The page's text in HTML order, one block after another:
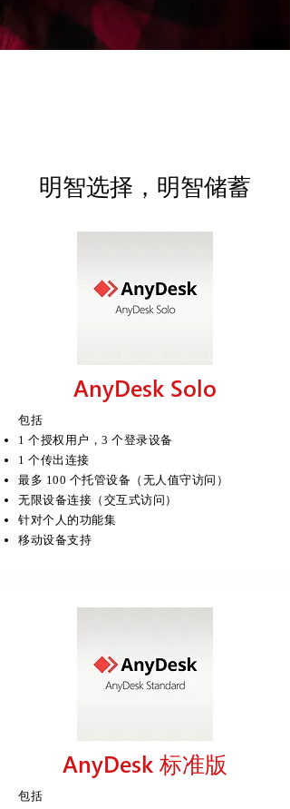
明智选择，明智储蓄
AnyDesk Solo
包括
1 个授权用户，3 个登录设备
1 个传出连接
最多 100 个托管设备（无人值守访问）
无限设备连接（交互式访问）
针对个人的功能集
移动设备支持
AnyDesk 标准版
包括